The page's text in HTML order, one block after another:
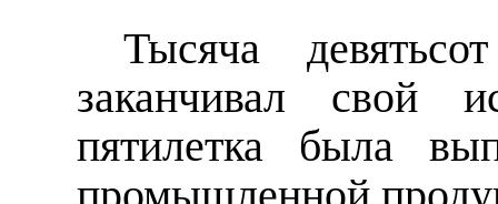
Тысяча
заканчивал свой
пятилетка была